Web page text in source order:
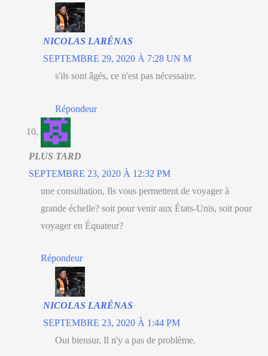
NICOLAS LARÉNAS
SEPTEMBRE 29, 2020 À 7:28 UN M
s'ils sont âgés, ce n'est pas nécessaire.
Répondeur
PLUS TARD
SEPTEMBRE 23, 2020 À 12:32 PM
une consultation, Ils vous permettent de voyager à
grande échelle? soit pour venir aux États-Unis, soit pour
voyager en Équateur?
Répondeur
NICOLAS LARÉNAS
SEPTEMBRE 23, 2020 À 1:44 PM
Oui biensur, Il n'y a pas de problème.